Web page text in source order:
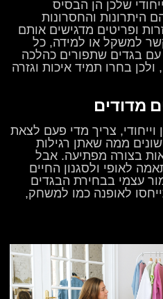
שלכן הן הבסיס
היתרונות והחסרונות
ופריטים מדגישים אותם
למשקל או למידה, כל
עם בגדים שתפורים כהלכה
בחרו תמיד איכות וגזרה
מדודים
וייחודי, צריך מדי פעם לצאת
ממה שאתן רגילות
בצורה מפתיעה. אבל
לאופי ולסגנון החיים
עצמי בבחירת הבגדים
לאופנה כמו למשחק,